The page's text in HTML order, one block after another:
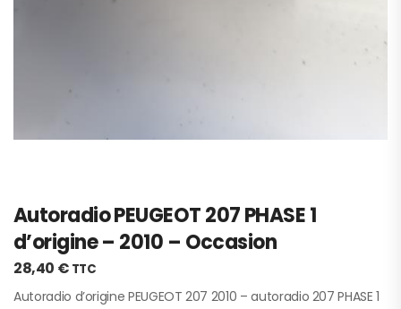
Autoradio PEUGEOT 207 PHASE 1
d’origine – 2010 – Occasion
28,40 € TTC
Autoradio d’origine PEUGEOT 207 2010 – autoradio 207 PHASE 1